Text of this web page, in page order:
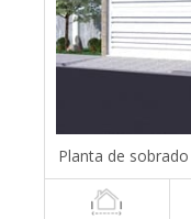
Planta de